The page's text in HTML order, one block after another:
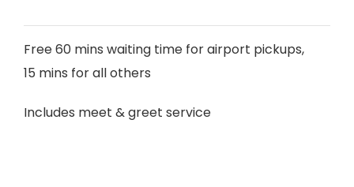
Free 60 mins waiting time for airport pickups,
15 mins for all others
Includes meet & greet service